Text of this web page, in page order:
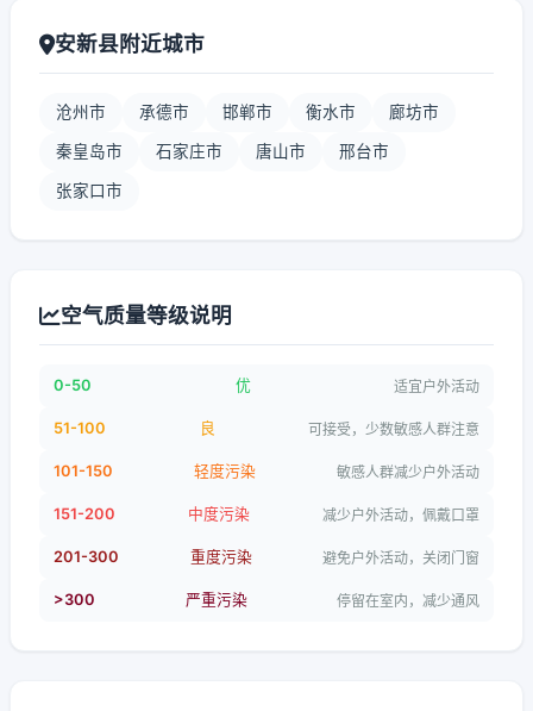
安新县附近城市
沧州市 承德市 邯郸市 衡水市 廊坊市
秦皇岛市 石家庄市 唐山市 邢台市
张家口市
空气质量等级说明
0-50 优 适宜户外活动
51-100 良 可接受，少数敏感人群注意
101-150 轻度污染 敏感人群减少户外活动
151-200 中度污染 减少户外活动，佩戴口罩
201-300 重度污染 避免户外活动，关闭门窗
>300 严重污染 停留在室内，减少通风